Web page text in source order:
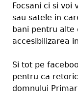
Focsani ci si voi
sau satele in
bani pentru alte
accesibilizarea
Si tot pe
pentru ca
domnului